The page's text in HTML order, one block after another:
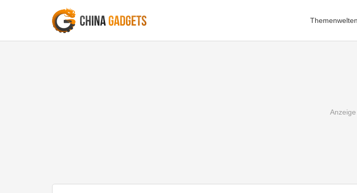
Themenwelten